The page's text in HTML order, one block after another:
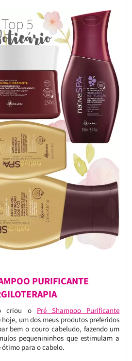
PURIFICANTE
criou o Pré Shampoo Purificante
hoje, um dos meus produtos preferidos
bem o couro cabeludo, fazendo um
pequenininhos que estimulam a
para o cabelo.